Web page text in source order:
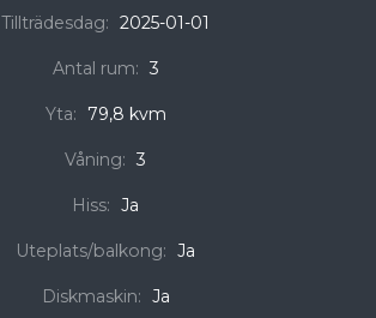
Tillträdesdag: 2025-01-01
Antal rum: 3
Yta: 79,8 kvm
Våning: 3
Hiss: Ja
Uteplats/balkong: Ja
Diskmaskin: Ja